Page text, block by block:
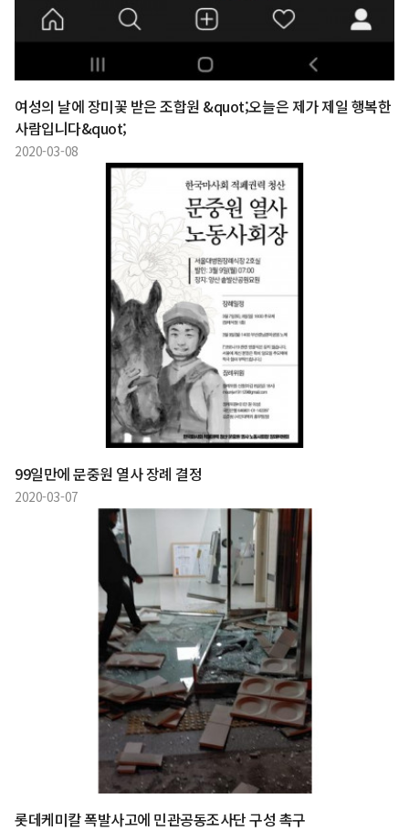
여성의 날에 장미꽃 받은 조합원 &quot;오늘은 제가 제일 행복한
사람입니다&quot;
2020-03-08
99일만에 문중원 열사 장례 결정
2020-03-07
롯데케미칼 폭발사고에 민관공동조사단 구성 촉구